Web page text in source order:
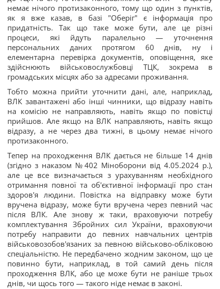
немає нічого протизаконного, тому що один з пунктів,
як я вже казав, в базі "Оберіг" є інформація про
придатність. Так що таке може бути, але це різні
процеси, які йдуть паралельно — уточнення
персональних даних протягом 60 днів, ну і
елементарна перевірка документів, оповіщення, яке
здійснюють військовослужбовці ТЦК, зокрема в
громадських місцях або за адресами проживання.
Тобто можна прийти уточнити дані, але, наприклад,
ВЛК завантажені або інші чинники, що відразу навіть
на комісію не направляють, навіть якщо по повістці
прийшов. Але якщо на ВЛК направляють, навіть якщо
відразу, а не через два тижні, в цьому немає нічого
протизаконного.
Тепер на проходження ВЛК дається не більше 14 днів
(згідно з наказом №402 Міноборони від 4.05.2024 р.),
але це все визначається з урахуванням необхідного
отримання повної та об'єктивної інформації про стан
здоров'я людини. Повістка на відправку може бути
вручена відразу, може бути вручена через певний час
після ВЛК. Але знову ж таки, враховуючи потребу
комплектування Збройних сил України, враховуючи
потребу направити до певних навчальних центрів
військовозобов'язаних за певною військово-обліковою
спеціальністю. Не передбачено жодним законом, що це
повинно бути, наприклад, в той самий день після
проходження ВЛК, або це може бути не раніше трьох
днів, чи щось того — такого ніде немає в законі.